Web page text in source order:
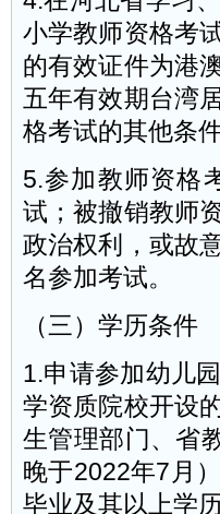
小学教师资格考
的有效证件为港
五年有效期台湾
格考试的其他条
5.参加教师资格
试；被撤销教师
政治权利，或故
名参加考试。
（三）学历条件
1.申请参加幼儿
学资质院校开设
生管理部门、省
晚于2022年7月
毕业及其以上学历